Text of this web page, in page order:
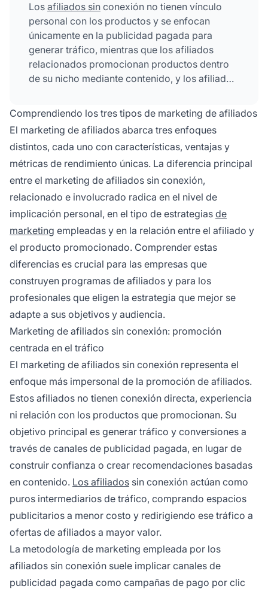
Los afiliados sin conexión no tienen vínculo
personal con los productos y se enfocan
únicamente en la publicidad pagada para
generar tráfico, mientras que los afiliados
relacionados promocionan productos dentro
de su nicho mediante contenido, y los afiliados
productos que han usado, generando
confianza a través de reseñas auténticas y
testimonios.
Comprendiendo los tres tipos de marketing de afiliados
El marketing de afiliados abarca tres enfoques
distintos, cada uno con características, ventajas y
métricas de rendimiento únicas. La diferencia principal
entre el marketing de afiliados sin conexión,
relacionado e involucrado radica en el nivel de
implicación personal, en el tipo de estrategias de
marketing empleadas y en la relación entre el afiliado y
el producto promocionado. Comprender estas
diferencias es crucial para las empresas que
construyen programas de afiliados y para los
profesionales que eligen la estrategia que mejor se
adapte a sus objetivos y audiencia.
Marketing de afiliados sin conexión: promoción
centrada en el tráfico
El marketing de afiliados sin conexión representa el
enfoque más impersonal de la promoción de afiliados.
Estos afiliados no tienen conexión directa, experiencia
ni relación con los productos que promocionan. Su
objetivo principal es generar tráfico y conversiones a
través de canales de publicidad pagada, en lugar de
construir confianza o crear recomendaciones basadas
en contenido. Los afiliados sin conexión actúan como
puros intermediarios de tráfico, comprando espacios
publicitarios a menor costo y redirigiendo ese tráfico a
ofertas de afiliados a mayor valor.
La metodología de marketing empleada por los
afiliados sin conexión suele implicar canales de
publicidad pagada como campañas de pago por clic